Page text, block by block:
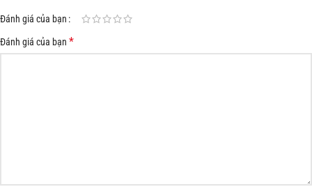
Đánh giá của bạn
Đánh giá của bạn *